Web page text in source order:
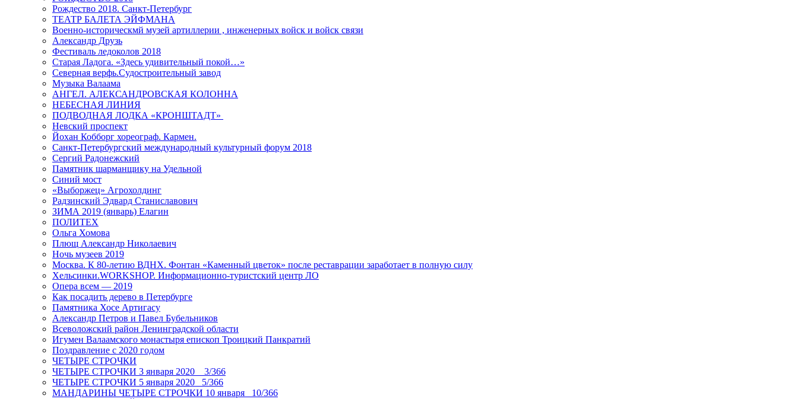
Рождество 2018. Санкт-Петербург
ТЕАТР БАЛЕТА ЭЙФМАНА
Военно-историческмй музей артиллерии , инженерных войск и войск связи
Александр Друзь
Фестиваль ледоколов 2018
Старая Ладога. «Здесь удивительный покой…»
Северная верфь.Судостроительный завод
Музыка Валаама
АНГЕЛ. АЛЕКСАНДРОВСКАЯ КОЛОННА
НЕБЕСНАЯ ЛИНИЯ
ПОДВОДНАЯ ЛОДКА «КРОНШТАДТ»
Невский проспект
Йохан Кобборг хореограф. Кармен.
Санкт-Петербургский международный культурный форум 2018
Сергий Радонежский
Памятник шарманщику на Удельной
Синий мост
«Выборжец» Агрохолдинг
Радзинский Эдвард Станиславович
ЗИМА 2019 (январь) Елагин
ПОЛИТЕХ
Ольга Хомова
Плющ Александр Николаевич
Ночь музеев 2019
Москва. К 80-летию ВДНХ. Фонтан «Каменный цветок» после реставрации заработает в полную силу
Хельсинки.WORKSHOP. Информационно-туристский центр ЛО
Опера всем — 2019
Как посадить дерево в Петербурге
Памятника Хосе Артигасу
Александр Петров и Павел Бубельников
Всеволожский район Ленинградской области
Игумен Валаамского монастыря епископ Троицкий Панкратий
Поздравление с 2020 годом
ЧЕТЫРЕ СТРОЧКИ
ЧЕТЫРЕ СТРОЧКИ 3 января 2020 _ 3/366
ЧЕТЫРЕ СТРОЧКИ 5 января 2020_ 5/366
МАНДАРИНЫ ЧЕТЫРЕ СТРОЧКИ 10 января _10/366